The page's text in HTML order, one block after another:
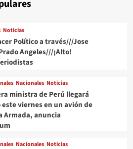
Noticias
Político a través///Jose
Angeles///¡Alto!
Nacionales Noticias
ministra de Perú llegará
este viernes en un avión de
Armada, anuncia
Nacionales Noticias